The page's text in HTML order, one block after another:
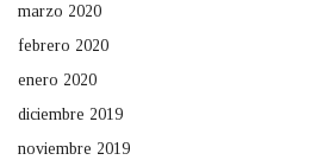
marzo 2020
febrero 2020
enero 2020
diciembre 2019
noviembre 2019